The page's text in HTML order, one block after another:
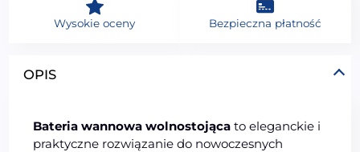
OPIS
Bateria wannowa wolnostojąca to eleganckie i
praktyczne rozwiązanie do nowoczesnych
Wysokie oceny Bezpieczna płatność